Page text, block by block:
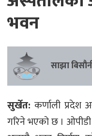
भवन
साझा
सुर्खेत:कर्णाली प्रदेश
गरिने भएको छ ।